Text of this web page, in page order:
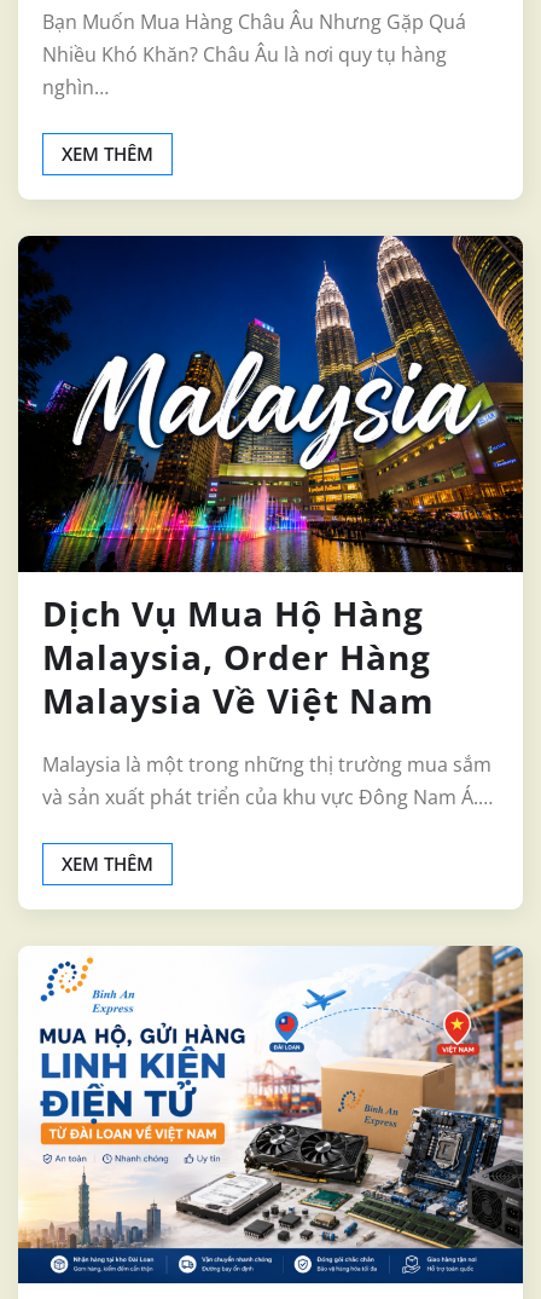
Bạn Muốn Mua Hàng Châu Âu Nhưng Gặp Quá
Nhiều Khó Khăn? Châu Âu là nơi quy tụ hàng
nghìn…
XEM THÊM
Dịch Vụ Mua Hộ Hàng
Malaysia, Order Hàng
Malaysia Về Việt Nam
Malaysia là một trong những thị trường mua sắm
và sản xuất phát triển của khu vực Đông Nam Á.…
XEM THÊM